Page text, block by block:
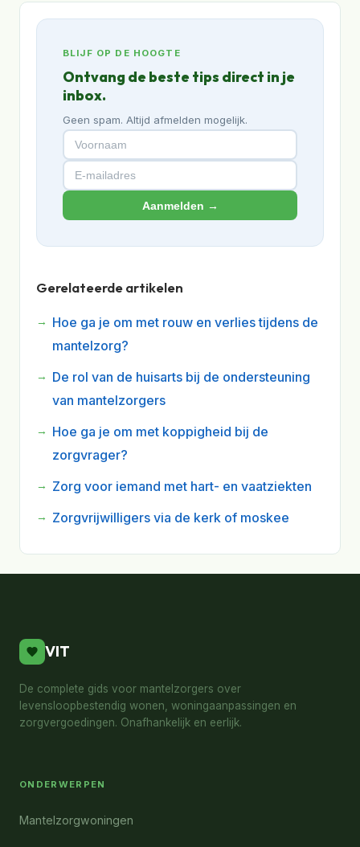
BLIJF OP DE HOOGTE
Ontvang de beste tips direct in je
inbox.
Geen spam. Altijd afmelden mogelijk.
Aanmelden →
Gerelateerde artikelen
Hoe ga je om met rouw en verlies tijdens de
mantelzorg?
De rol van de huisarts bij de ondersteuning
van mantelzorgers
Hoe ga je om met koppigheid bij de
zorgvrager?
Zorg voor iemand met hart- en vaatziekten
Zorgvrijwilligers via de kerk of moskee
VIT
De complete gids voor mantelzorgers over
levensloopbestendig wonen, woningaanpassingen en
zorgvergoedingen. Onafhankelijk en eerlijk.
ONDERWERPEN
Mantelzorgwoningen